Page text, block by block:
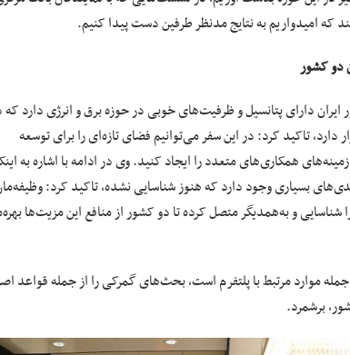
که امیدواریم به نتایج مدنظر طرفین دست پیدا کنیم.
دو کشور
ایران دارای پتانسیل‌ و ظرفیت‌های خوبی در حوزه برق و انرژی دارد که
دارد، تاکید کرد: در این سفر می‌توانیم فضای تازه‌ای را برای توسعه
همکاری‌های متعدد را ایجاد کنید. وی در ادامه با اشاره به
بسیاری وجود دارد که هنوز شناسایی نشده، تاکید کرد:
و به‌همدیگر متصل کرده تا دو کشور از منافع این مزیت‌ها
موارد مرتبط با پلتفرم است، بحث‌های گمرکی را از جمله قواعد
برشمرد.